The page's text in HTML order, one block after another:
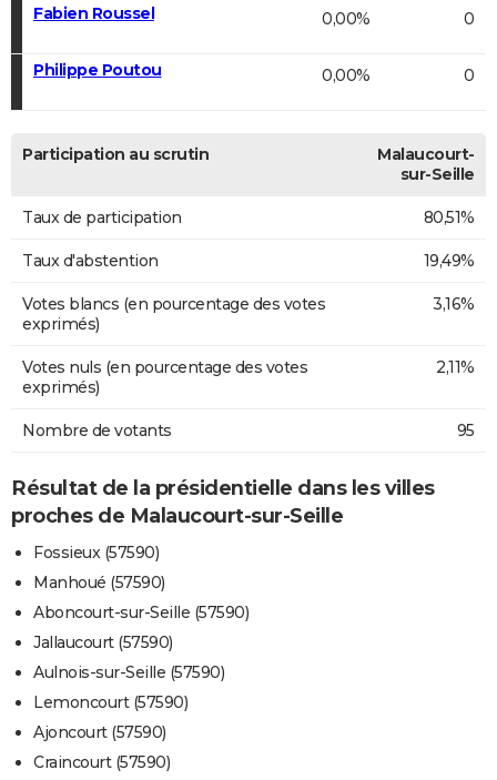
Fabien Roussel 0,00% 0
Philippe Poutou 0,00% 0
Participation au scrutin
Malaucourt-
sur-Seille
Taux de participation 80,51%
Taux d'abstention 19,49%
Votes blancs (en pourcentage des votes
exprimés)
3,16%
Votes nuls (en pourcentage des votes
exprimés)
2,11%
Nombre de votants 95
Résultat de la présidentielle dans les villes
proches de Malaucourt-sur-Seille
Fossieux (57590)
Manhoué (57590)
Aboncourt-sur-Seille (57590)
Jallaucourt (57590)
Aulnois-sur-Seille (57590)
Lemoncourt (57590)
Ajoncourt (57590)
Craincourt (57590)